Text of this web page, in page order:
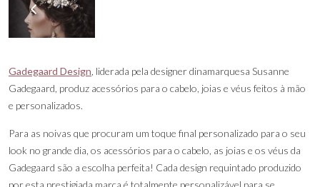
Gadegaard Design , liderada pela designer dinamarquesa Susanne
Gadegaard, produz acessórios para o cabelo, joias e véus feitos à mão
e personalizados.
Para as noivas que procuram um toque final personalizado para o seu
look no grande dia, os acessórios para o cabelo, as joias e os véus da
Gadegaard são a escolha perfeita! Cada design requintado produzido